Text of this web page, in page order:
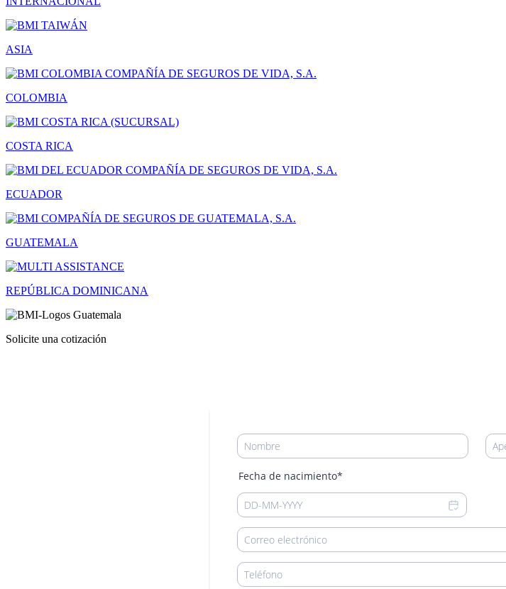
ASIA
COLOMBIA
COSTA RICA
ECUADOR
GUATEMALA
REPÚBLICA DOMINICANA
Solicite una cotización